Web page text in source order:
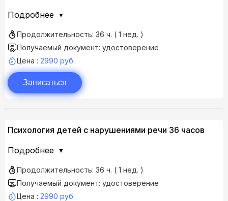
Подробнее
Продолжительность: 36 ч. ( 1 нед. )
Получаемый документ: удостоверение
Цена : 2990 руб.
Записаться
Психология детей с нарушениями речи 36 часов
Подробнее
Продолжительность: 36 ч. ( 1 нед. )
Получаемый документ: удостоверение
Цена : 2990 руб.